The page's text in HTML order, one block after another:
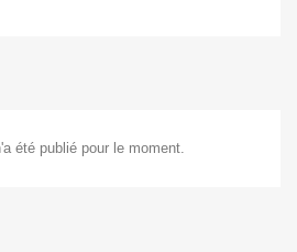
été publié pour le moment.